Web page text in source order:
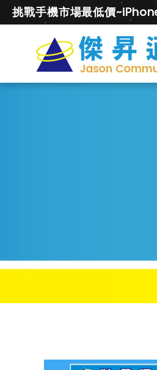
挑戰手機市場最低價